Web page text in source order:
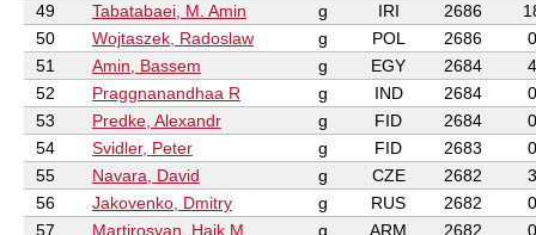
49
Tabatabaei, M. Amin g IRI 2686
50
Wojtaszek, Radoslaw g POL 2686
0
51
Amin, Bassem g EGY 2684
4
52
Praggnanandhaa R g IND 2684
0
53
Predke, Alexandr g FID 2684
0
54
Svidler, Peter g FID 2683
0
55
Navara, David g CZE 2682
3
56
Jakovenko, Dmitry g RUS 2682
0
57
Martirosyan, Haik M. g ARM 2682
0